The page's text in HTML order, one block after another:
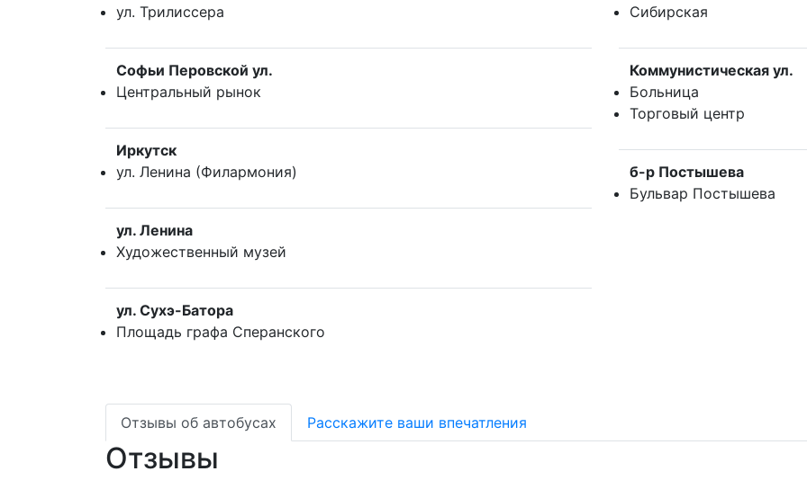
ул. Трилиссера
Софьи Перовской ул.
Центральный рынок
Иркутск
ул. Ленина (Филармония)
ул. Ленина
Художественный музей
ул. Сухэ-Батора
Площадь графа Сперанского
Сибирская
Коммунистическая ул.
Больница
Торговый центр
б-р Постышева
Бульвар Постышева
Отзывы об автобусах Расскажите ваши впечатления
Отзывы